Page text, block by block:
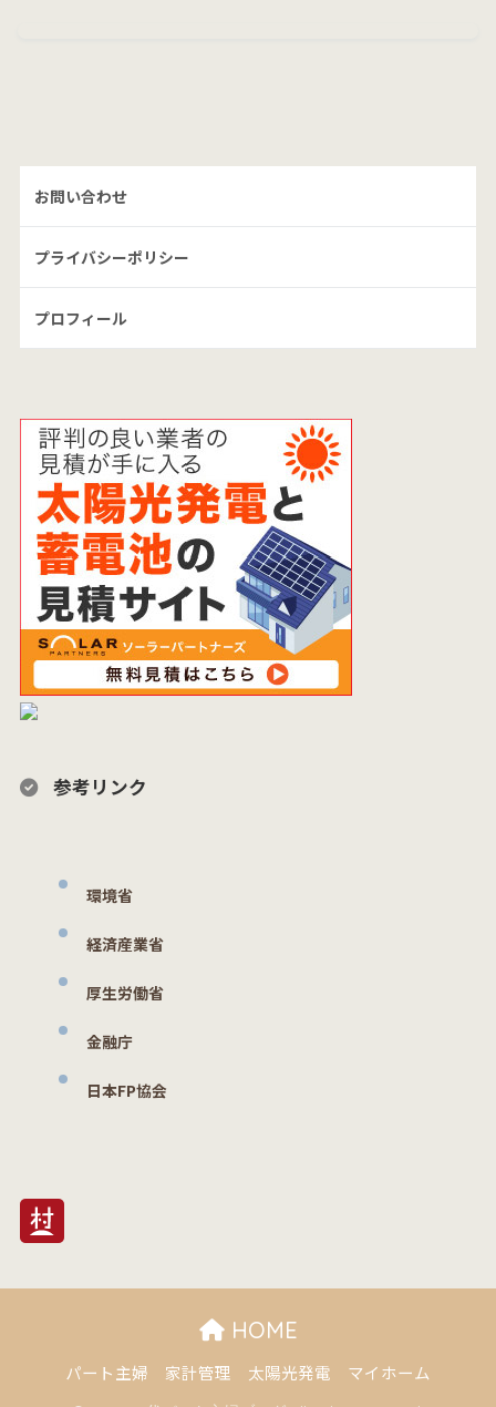
お問い合わせ
プライバシーポリシー
プロフィール
参考リンク
環境省
経済産業省
厚生労働省
金融庁
日本FP協会
HOME
パート主婦 家計管理 太陽光発電 マイホーム